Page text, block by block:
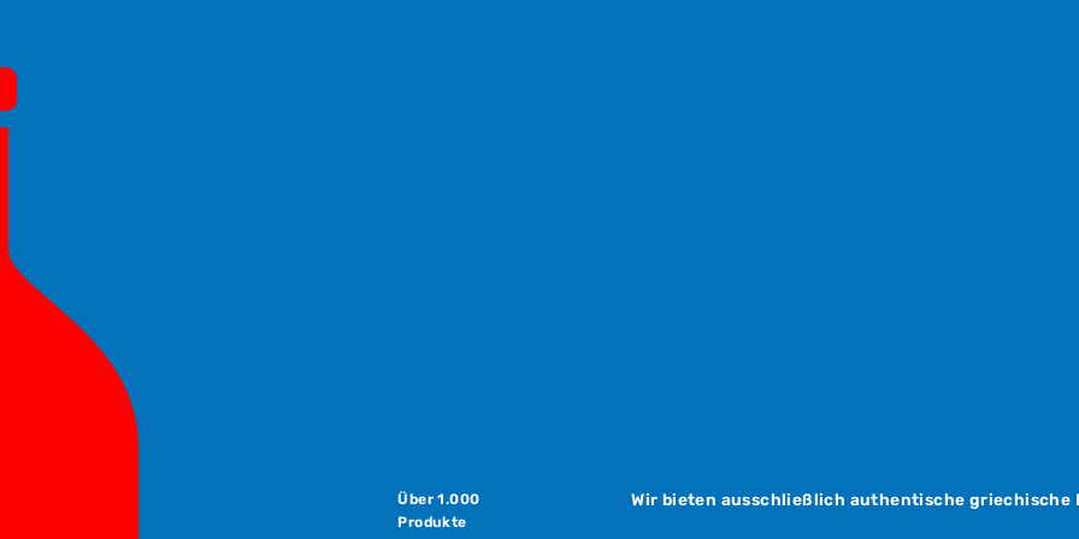
Über 1.000
Produkte
Wir bieten ausschließlich authentische griechische